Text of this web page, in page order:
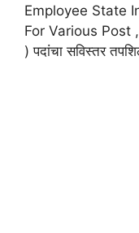
Employee State
For Various Post
) पदांचा सविस्तर